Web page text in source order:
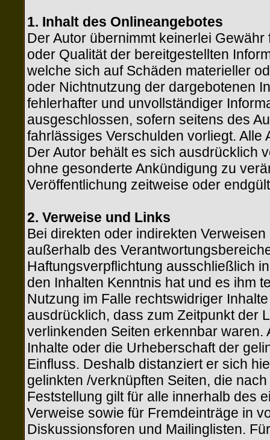
1. Inhalt des Onlineangebotes
Der Autor übernimmt keinerlei
oder Qualität der bereitgestellten
welche sich auf Schäden materieller
oder Nichtnutzung der dargebotenen
fehlerhafter und unvollständiger
ausgeschlossen, sofern seitens des
fahrlässiges Verschulden vorliegt.
Der Autor behält es sich ausdrücklich
ohne gesonderte Ankündigung zu
Veröffentlichung zeitweise oder
2. Verweise und Links
Bei direkten oder indirekten
außerhalb des
Haftungsverpflichtung ausschließlich
den Inhalten Kenntnis hat und es ihm
Nutzung im Falle rechtswidriger
ausdrücklich, dass zum Zeitpunkt der
verlinkenden Seiten erkennbar
Inhalte oder die Urheberschaft der
Einfluss. Deshalb distanziert er sich
gelinkten /verknüpften Seiten, die
Feststellung gilt für alle innerhalb des
Verweise sowie für Fremdeinträge in
Diskussionsforen und Mailinglisten.